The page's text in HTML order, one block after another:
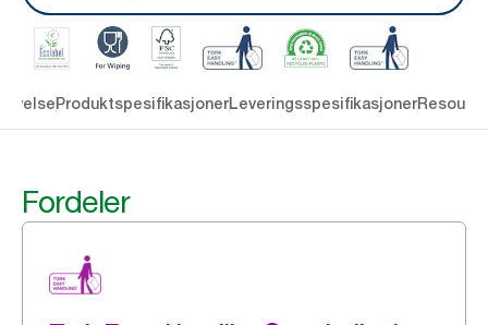
ProduktspesifikasjonerLeveringsspesifikasjoner
Fordeler